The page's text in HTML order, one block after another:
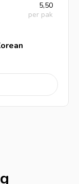
5,50
per pak